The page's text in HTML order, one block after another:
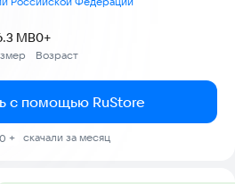
MB
Возраст
0+
с помощью RuStore
+ скачали за месяц